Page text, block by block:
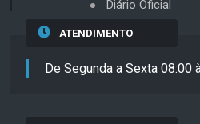
Diário Oficial
ATENDIMENTO
De Segunda a Sexta 08:00